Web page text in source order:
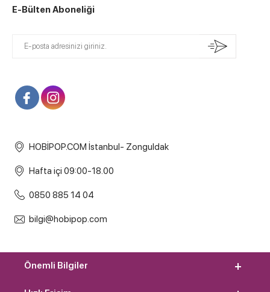
E-Bülten Aboneliği
HOBİPOP.COM İstanbul- Zonguldak
Hafta içi 09:00-18.00
0850 885 14 04
bilgi@hobipop.com
Önemli Bilgiler